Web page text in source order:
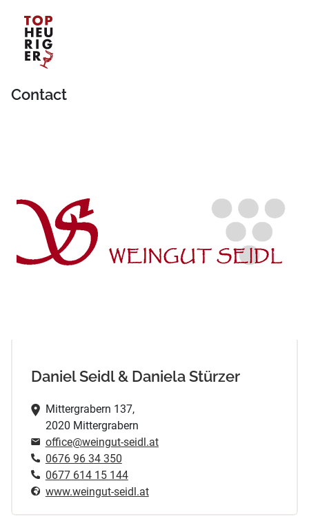
Contact
Daniel Seidl & Daniela Stürzer
Mittergrabern 137,
2020 Mittergrabern
office@weingut-seidl.at
0676 96 34 350
0677 614 15 144
www.weingut-seidl.at